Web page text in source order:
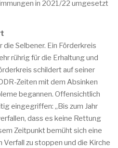
in 2021/22 umgesetzt
Selbener. Ein Förderkreis
rührig für die Erhaltung und
schildert auf seiner
Zeiten mit dem Absinken
begannen. Offensichtlich
eingegriffen: „Bis zum Jahr
dass es keine Rettung
Zeitpunkt bemüht sich eine
Verfall zu stoppen und die Kirche